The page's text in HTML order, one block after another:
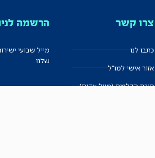
צרו קשר
כתבו לנו
אזור אישי למו"ל
תיבת הדלפות (מייל אדום)
הרשמה
מייל שבועי
שלנו.